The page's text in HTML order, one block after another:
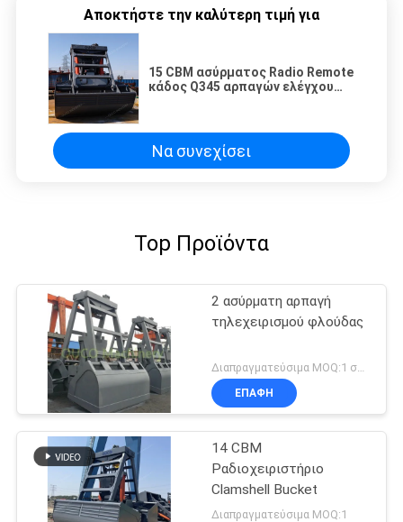
Αποκτήστε την καλύτερη τιμή για
15 CBM ασύρματος Radio Remote
κάδος Q345 αρπαγών ελέγχου
Να συνεχίσει
Top Προϊόντα
2 ασύρματη αρπαγή
τηλεχειρισμού φλούδας
ΕΠΑΦΉ
14 CBM
Ραδιοχειριστήριο
Clamshell Bucket
Διαπραγματεύσιμα MOQ:1